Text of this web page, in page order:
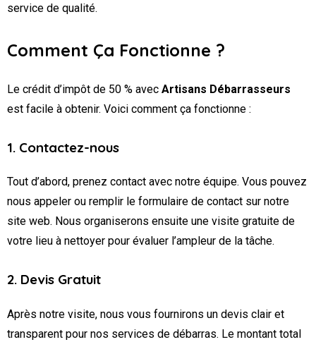
service de qualité.
Comment Ça Fonctionne ?
Le crédit d’impôt de 50 % avec Artisans Débarrasseurs
est facile à obtenir. Voici comment ça fonctionne :
1. Contactez-nous
Tout d’abord, prenez contact avec notre équipe. Vous pouvez
nous appeler ou remplir le formulaire de contact sur notre
site web. Nous organiserons ensuite une visite gratuite de
votre lieu à nettoyer pour évaluer l’ampleur de la tâche.
2. Devis Gratuit
Après notre visite, nous vous fournirons un devis clair et
transparent pour nos services de débarras. Le montant total